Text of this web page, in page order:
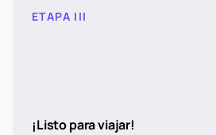
ETAPA III
¡Listo para viajar!